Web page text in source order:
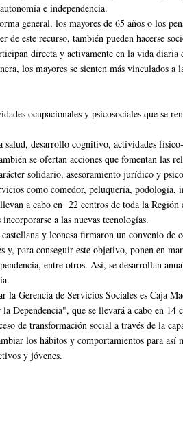
e independencia.
general, los mayores de 65 años o los
de este recurso, también pueden hacerse
directa y activamente en la vida
los mayores se sienten más vinculados a
ocupacionales y psicosociales que se
desarrollo cognitivo, actividades
se ofertan acciones que fomentan las
solidario, asesoramiento jurídico y
como comedor, peluquería, podología,
a cabo en 22 centros de toda la
a las nuevas tecnologías.
y leonesa firmaron un convenio de
para conseguir este objetivo, ponen en
entre otros. Así, se desarrollan
la Gerencia de Servicios Sociales es Caja
Dependencia", que se llevará a cabo en 14
de transformación social a través de la
los hábitos y comportamientos para así
y jóvenes.